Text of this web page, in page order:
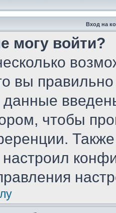
Вход на
могу войти?
вы
чтобы